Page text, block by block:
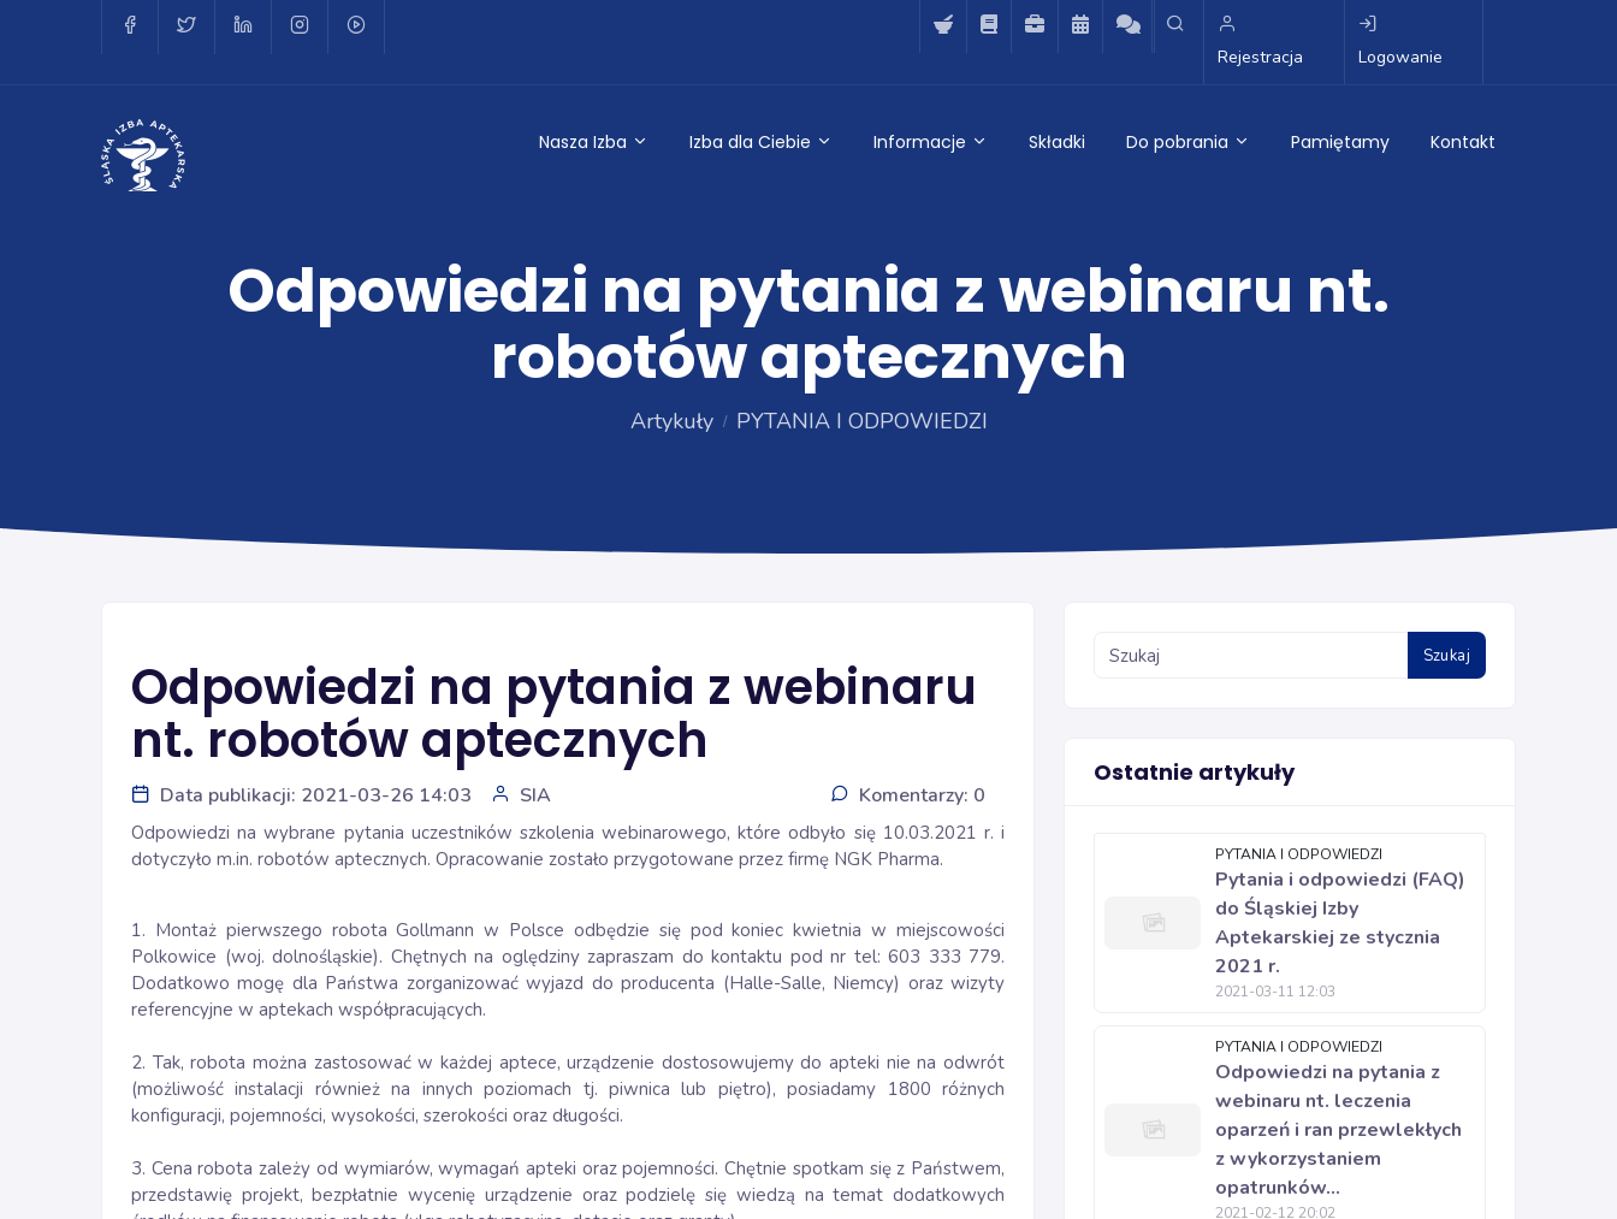
Rejestracja Logowanie
Nasza Izba Izba dla Ciebie Informacje Składki Do pobrania Pamiętamy Kontakt
Odpowiedzi na pytania z webinaru nt.
robotów aptecznych
Artykuły PYTANIA I ODPOWIEDZI
Odpowiedzi na pytania z webinaru
nt. robotów aptecznych
Data publikacji: 2021-03-26 14:03 SIA Komentarzy: 0
Odpowiedzi na wybrane pytania uczestników szkolenia webinarowego, które odbyło się 10.03.2021 r. i
dotyczyło m.in. robotów aptecznych. Opracowanie zostało przygotowane przez firmę NGK Pharma.
1. Montaż pierwszego robota Gollmann w Polsce odbędzie się pod koniec kwietnia w miejscowości
Polkowice (woj. dolnośląskie). Chętnych na oględziny zapraszam do kontaktu pod nr tel: 603 333 779.
Dodatkowo mogę dla Państwa zorganizować wyjazd do producenta (Halle-Salle, Niemcy) oraz wizyty
referencyjne w aptekach współpracujących.
2. Tak, robota można zastosować w każdej aptece, urządzenie dostosowujemy do apteki nie na odwrót
(możliwość instalacji również na innych poziomach tj. piwnica lub piętro), posiadamy 1800 różnych
konfiguracji, pojemności, wysokości, szerokości oraz długości.
3. Cena robota zależy od wymiarów, wymagań apteki oraz pojemności. Chętnie spotkam się z Państwem,
przedstawię projekt, bezpłatnie wycenię urządzenie oraz podzielę się wiedzą na temat dodatkowych
Szukaj
Ostatnie artykuły
PYTANIA I ODPOWIEDZI
Pytania i odpowiedzi (FAQ)
do Śląskiej Izby
Aptekarskiej ze stycznia
2021 r.
2021-03-11 12:03
PYTANIA I ODPOWIEDZI
Odpowiedzi na pytania z
webinaru nt. leczenia
oparzeń i ran przewlekłych
z wykorzystaniem
opatrunków...
2021-02-12 20:02